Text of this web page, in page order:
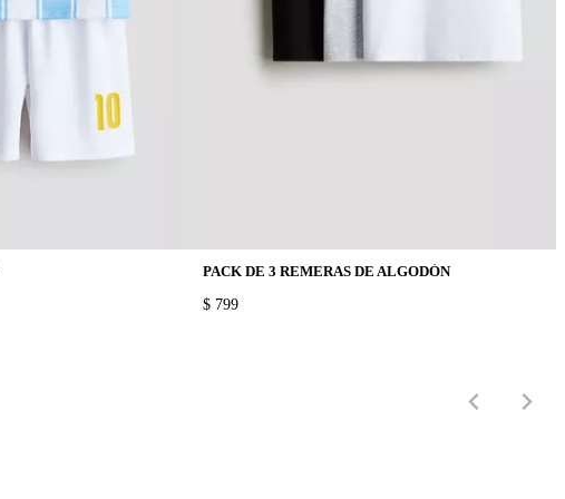
PACK DE 3 REMERAS DE ALGODÓN
PRICE:
$ 799